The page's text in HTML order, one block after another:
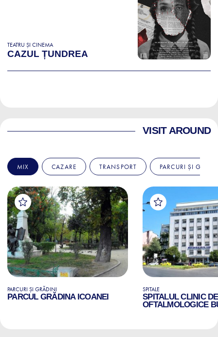
TEATRU ȘI CINEMA
CAZUL ȚUNDREA
VISIT AROUND
MIX CAZARE TRANSPORT PARCURI ȘI
PARCURI ȘI GRĂDINI
PARCUL GRĂDINA ICOANEI
SPITALE
SPITALUL CLINIC
OFTALMOLOGICE